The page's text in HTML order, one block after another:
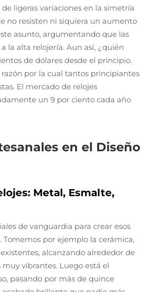
ligeras variaciones en la simetría
no resisten ni siquiera un aumento
asunto, argumentando que las
la alta relojería. Aun así, ¿quién
de dólares desde el principio.
por la cual tantos principiantes
El mercado de relojes
un 9 por ciento cada año
en el Diseño
Metal, Esmalte,
de vanguardia para crear esos
por ejemplo la cerámica,
alcanzando alrededor de
vibrantes. Luego está el
pasando por más de quince